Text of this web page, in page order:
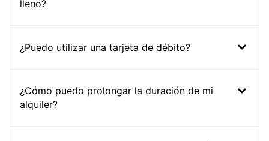
lleno?
¿Puedo utilizar una tarjeta de débito?
¿Cómo puedo prolongar la duración de mi
alquiler?